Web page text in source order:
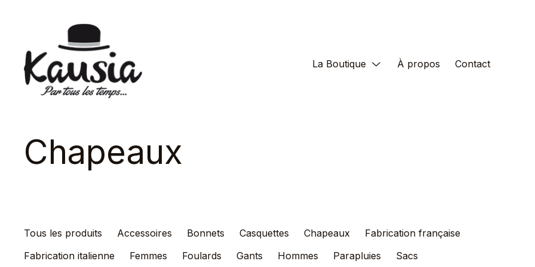
La Boutique À propos Contact
Chapeaux
Tous les produits Accessoires Bonnets Casquettes Chapeaux
Fabrication française
Fabrication italienne
Femmes Foulards Gants Hommes Parapluies Sacs